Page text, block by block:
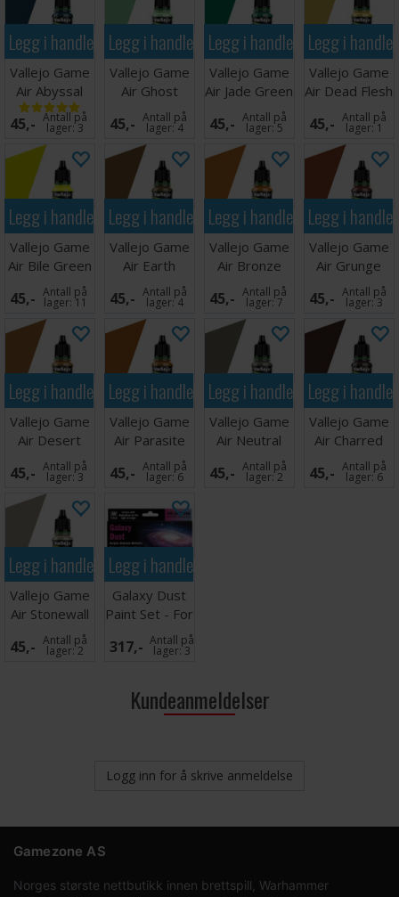
Legg i handlekurven
Vallejo Game
Air Abyssal
Turquoise
45,- Antall på
lager:3
Legg i handlekurven
Vallejo Game
Air Ghost
Green
45,- Antall på
lager:4
Legg i handlekurven
Vallejo Game
Air Jade Green
45,- Antall på
lager:5
Legg i
Vallejo Game
Air Dead Flesh
45,- Antall på
lager:1
Legg i handlekurven
Vallejo Game
Air Bile Green
45,- Antall på
lager: 11
Legg i handlekurven
Vallejo Game
Air Earth
45,- Antall på
lager:4
Legg i handlekurven
Vallejo Game
Air Bronze
Brown
45,- Antall på
lager:7
Legg i
Vallejo Game
Air Grunge
Brown
45,- Antall på
lager:3
Legg i handlekurven
Vallejo Game
Air Desert
Yellow
45,- Antall på
lager:3
Legg i handlekurven
Vallejo Game
Air Parasite
Brown
45,- Antall på
lager:6
Legg i handlekurven
Vallejo Game
Air Neutral
Grey
45,- Antall på
lager:2
Legg i
Vallejo Game
Air Charred
Brown
45,- Antall på
lager:6
Legg i handlekurven
Vallejo Game
Air Stonewall
Grey
45,- Antall på
lager:2
Legg i handlekurven
Galaxy Dust
Paint Set - For
Airbrush
317,- Antall på
lager:3
Kundeanmeldelser
Logg inn for å skrive anmeldelse
Gamezone AS
Norges største nettbutikk innen brettspill, Warhammer